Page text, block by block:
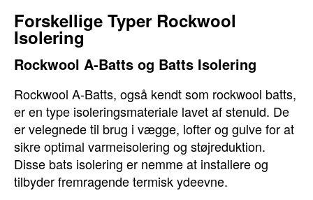
Forskellige Typer Rockwool
Isolering
Rockwool A-Batts og Batts Isolering
Rockwool A-Batts, også kendt som rockwool batts,
er en type isoleringsmateriale lavet af stenuld. De
er velegnede til brug i vægge, lofter og gulve for at
sikre optimal varmeisolering og støjreduktion.
Disse bats isolering er nemme at installere og
tilbyder fremragende termisk ydeevne.